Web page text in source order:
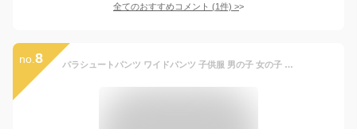
全てのおすすめコメント (1件) >
no. 8 パラシュートパンツ ワイドパンツ 子供服 男の子 女の子 キッズ ジュニア 110 120 130 140 150 160 cm センチ ボトムス バルーンパンツ 長ズボン デニムパンツ ジーンズ ジーパン ダンス 衣装 ヒップホップ ボトムス 無地 ツイル 黒 ベージュ カーキ ブルー インディゴ